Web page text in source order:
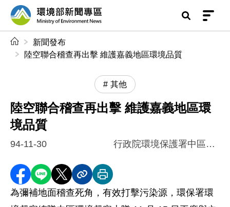
前往中央內容區塊
環境部新聞專區
新聞發布
陸空聯合稽查再出擊 維護嘉義地區環境品質
其他
陸空聯合稽查再出擊 維護嘉義地區環
境品質
94-11-30 行政院環境保護署中區督察大隊
分享至 Facebook
分享到 LINE
分享到 X分享內容連結
列印本頁
為彌補地面稽查死角，有效打擊污染源，環保署環